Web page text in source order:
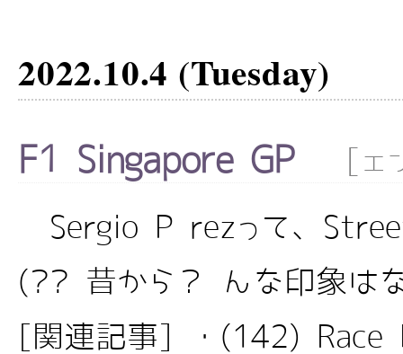
2022.10.4 (Tuesday)
F1 Singapore GP エ
Sergio Pérezって、
(?? 昔から？ んな印象は
[関連記事] ・(142)